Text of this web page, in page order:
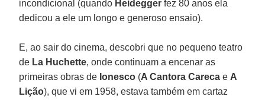
incondicional (quando Heidegger fez 80 anos ela
dedicou a ele um longo e generoso ensaio).
E, ao sair do cinema, descobri que no pequeno teatro
de La Huchette, onde continuam a encenar as
primeiras obras de Ionesco (A Cantora Careca e A
Lição), que vi em 1958, estava também em cartaz